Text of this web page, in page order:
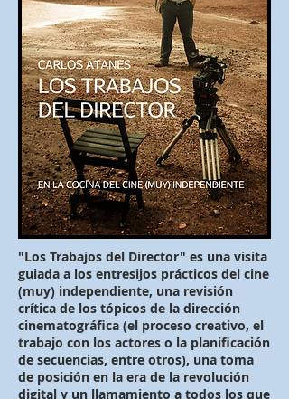
"Los Trabajos del Director" es una visita
guiada a los entresijos prácticos del cine
(muy) independiente, una revisión
crítica de los tópicos de la dirección
cinematográfica (el proceso creativo, el
trabajo con los actores o la planificación
de secuencias, entre otros), una toma
de posición en la era de la revolución
digital y un llamamiento a todos los que